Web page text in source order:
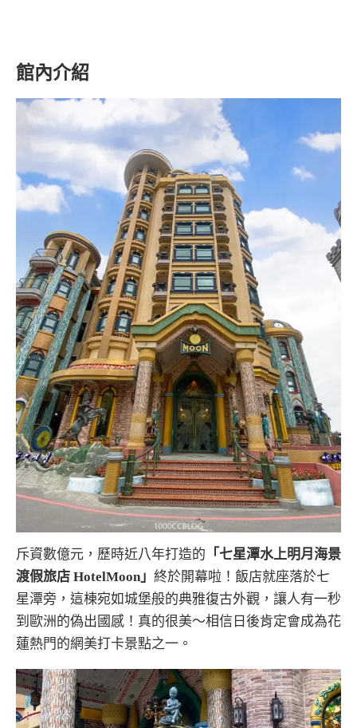
館內介紹
斥資數億元，歷時近八年打造的 「七星潭水上明月海景
渡假旅店 HotelMoon」 終於開幕啦！飯店就座落於七
星潭旁，這棟宛如城堡般的典雅復古外觀，讓人有一秒
到歐洲的偽出國感！真的很美～相信日後肯定會成為花
蓮熱門的網美打卡景點之一。